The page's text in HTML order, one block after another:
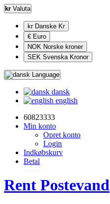
kr Valuta
kr Danske Kr
€ Euro
NOK Norske kroner
SEK Svenska Kronor
Language
dansk
english
60823333
Min konto
Opret konto
Login
Indkøbskurv
Betal
Rent Postevand